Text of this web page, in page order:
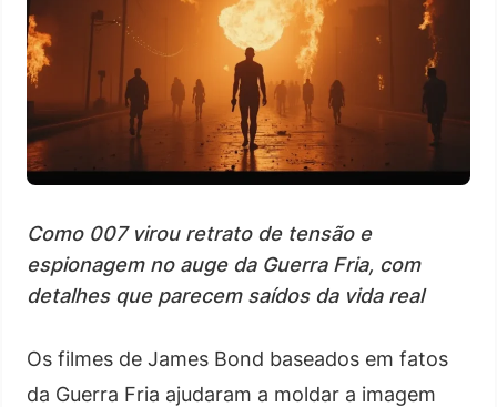
Como 007 virou retrato de tensão e
espionagem no auge da Guerra Fria, com
detalhes que parecem saídos da vida real
Os filmes de James Bond baseados em fatos
da Guerra Fria ajudaram a moldar a imagem